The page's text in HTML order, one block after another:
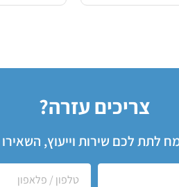
צריכים עזרה?
לתת לכם שירות וייעוץ,